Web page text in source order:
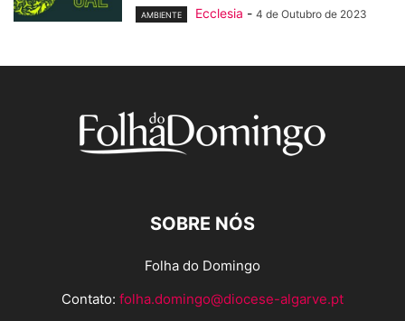
AMBIENTE Ecclesia - 4 de Outubro de 2023
SOBRE NÓS
Folha do Domingo
Contato: folha.domingo@diocese-algarve.pt